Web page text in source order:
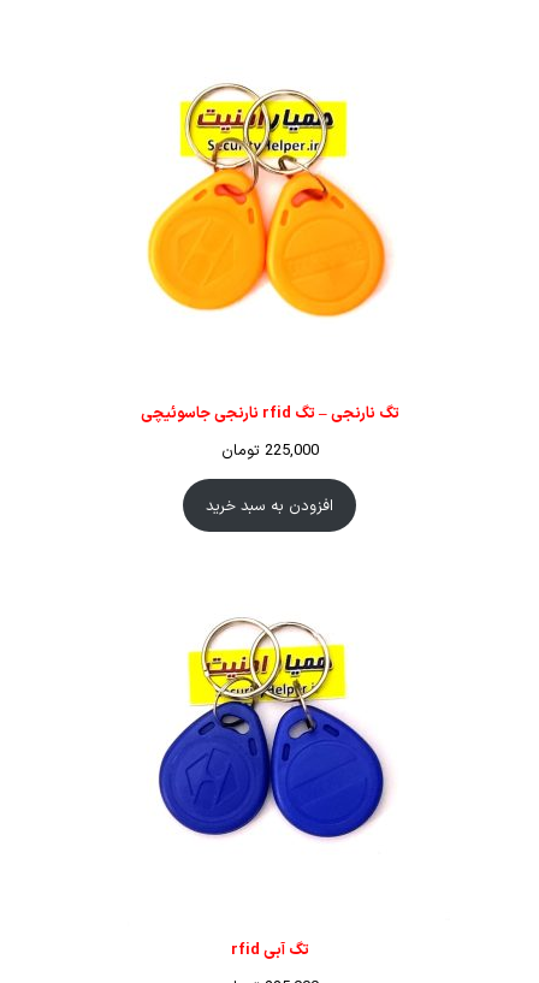
تگ نارنجی – تگ rfid نارنجی جاسوئیچی
225,000 تومان
افزودن به سبد خرید
تگ آبی rfid